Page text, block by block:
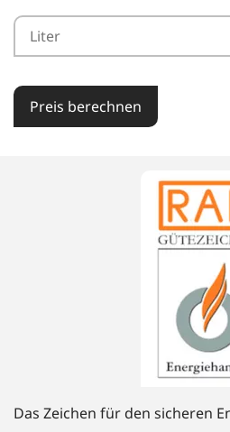
Preis berechnen
Das Zeichen für den sicheren